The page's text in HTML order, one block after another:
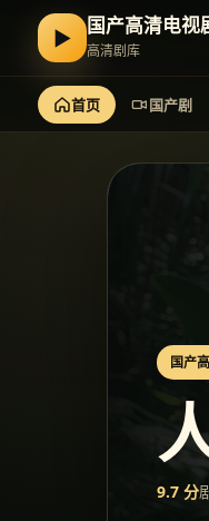
▶ 国产高清电视
高清剧库
首页 国产剧
国产
9.7 分